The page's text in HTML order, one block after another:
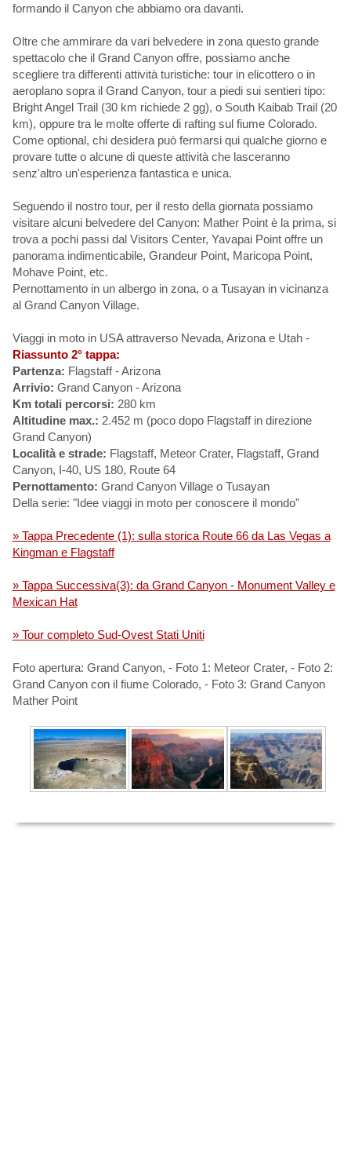
formando il Canyon che abbiamo ora davanti.
Oltre che ammirare da vari belvedere in zona questo grande
spettacolo che il Grand Canyon offre, possiamo anche
scegliere tra differenti attività turistiche: tour in elicottero o in
aeroplano sopra il Grand Canyon, tour a piedi sui sentieri tipo:
Bright Angel Trail (30 km richiede 2 gg), o South Kaibab Trail (20
km), oppure tra le molte offerte di rafting sul fiume Colorado.
Come optional, chi desidera può fermarsi qui qualche giorno e
provare tutte o alcune di queste attività che lasceranno
senz'altro un'esperienza fantastica e unica.
Seguendo il nostro tour, per il resto della giornata possiamo
visitare alcuni belvedere del Canyon: Mather Point è la prima, si
trova a pochi passi dal Visitors Center, Yavapai Point offre un
panorama indimenticabile, Grandeur Point, Maricopa Point,
Mohave Point, etc.
Pernottamento in un albergo in zona, o a Tusayan in vicinanza
al Grand Canyon Village.
Viaggi in moto in USA attraverso Nevada, Arizona e Utah -
Riassunto 2° tappa:
Partenza: Flagstaff - Arizona
Arrivio: Grand Canyon - Arizona
Km totali percorsi: 280 km
Altitudine max.: 2.452 m (poco dopo Flagstaff in direzione
Grand Canyon)
Località e strade: Flagstaff, Meteor Crater, Flagstaff, Grand
Canyon, I-40, US 180, Route 64
Pernottamento: Grand Canyon Village o Tusayan
Della serie: "Idee viaggi in moto per conoscere il mondo"
» Tappa Precedente (1): sulla storica Route 66 da Las Vegas a
Kingman e Flagstaff
» Tappa Successiva(3): da Grand Canyon - Monument Valley e
Mexican Hat
» Tour completo Sud-Ovest Stati Uniti
Foto apertura: Grand Canyon, - Foto 1: Meteor Crater, - Foto 2:
Grand Canyon con il fiume Colorado, - Foto 3: Grand Canyon
Mather Point